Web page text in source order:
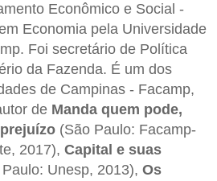
Econômico e Social -
Economia pela Universidade
Foi secretário de Política
da Fazenda. É um dos
de Campinas - Facamp,
de Manda quem pode,
(São Paulo: Facamp-
2017), Capital e suas
Unesp, 2013), Os